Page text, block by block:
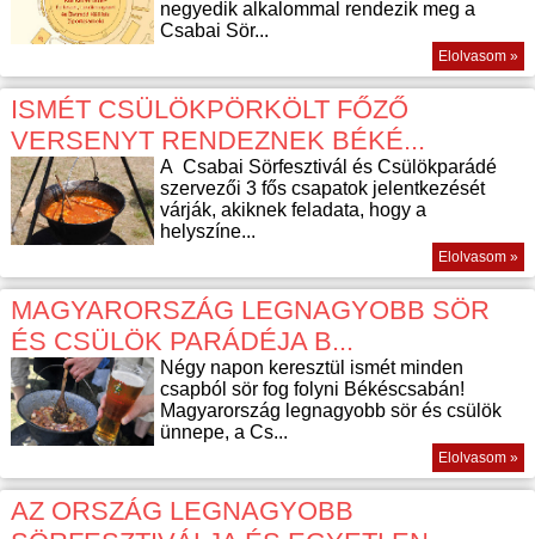
negyedik alkalommal rendezik meg a
Csabai Sör...
Elolvasom »
ISMÉT CSÜLÖKPÖRKÖLT FŐZŐ
VERSENYT RENDEZNEK BÉKÉ...
A Csabai Sörfesztivál és Csülökparádé
szervezői 3 fős csapatok jelentkezését
várják, akiknek feladata, hogy a
helyszíne...
Elolvasom »
MAGYARORSZÁG LEGNAGYOBB SÖR
ÉS CSÜLÖK PARÁDÉJA B...
Négy napon keresztül ismét minden
csapból sör fog folyni Békéscsabán!
Magyarország legnagyobb sör és csülök
ünnepe, a Cs...
Elolvasom »
AZ ORSZÁG LEGNAGYOBB